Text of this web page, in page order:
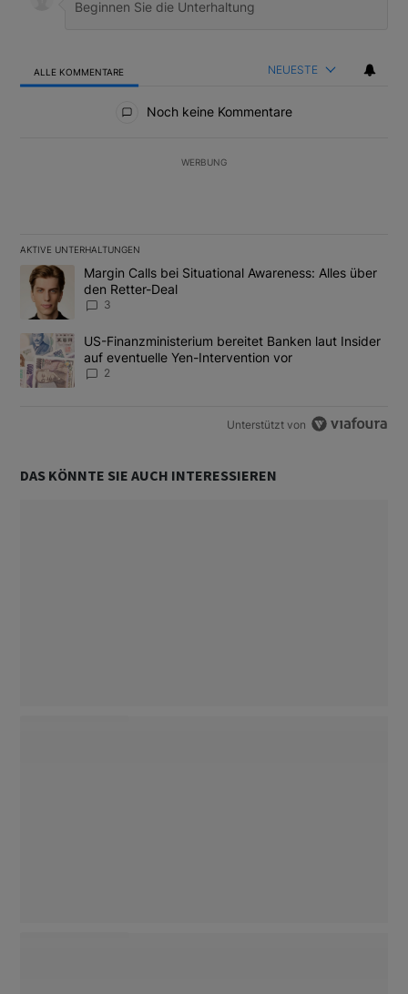
ALLE KOMMENTARE NEUESTE
Noch keine Kommentare
WERBUNG
AKTIVE UNTERHALTUNGEN
Das Folgende ist eine Liste der am meisten kommentierten
Ein Trendartikel mit dem Titel "Margin Calls bei Situational
Margin Calls bei Situational Awareness: Alles über
den Retter-Deal
3
Ein Trendartikel mit dem Titel "US-Finanzministerium bereitet
US-Finanzministerium bereitet Banken laut Insider
auf eventuelle Yen-Intervention vor
2
Unterstützt von
DAS KÖNNTE SIE AUCH INTERESSIEREN